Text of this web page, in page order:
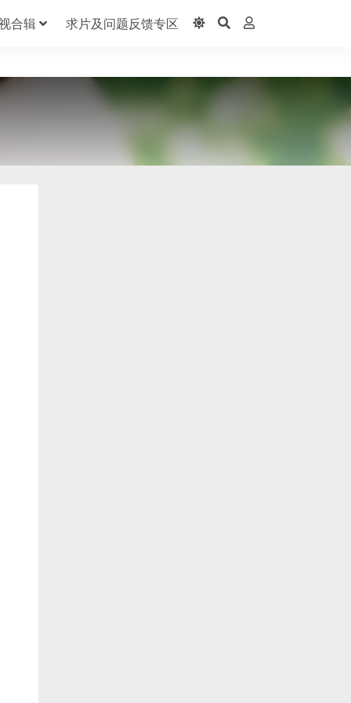
合辑 求片及问题反馈专区